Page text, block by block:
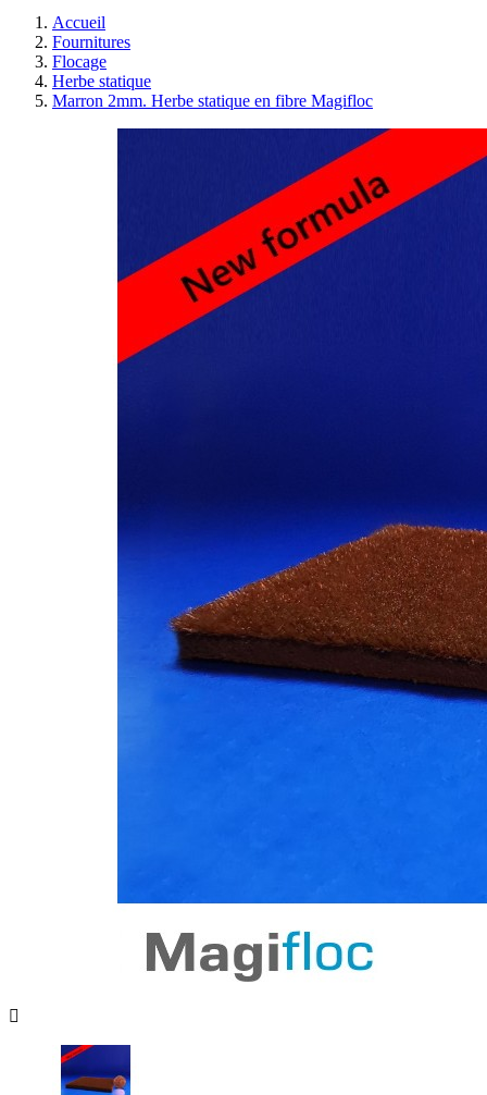
Accueil
Fournitures
Flocage
Herbe statique
Marron 2mm. Herbe statique en fibre Magifloc
